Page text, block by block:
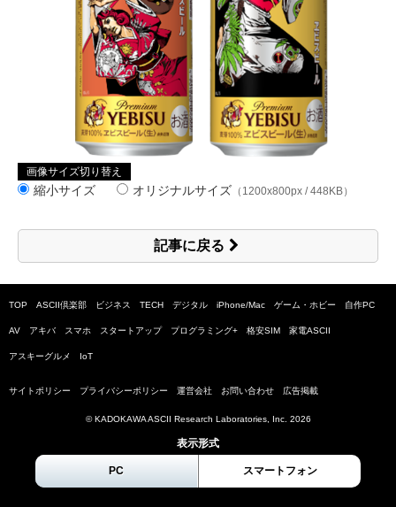
画像サイズ切り替え
縮小サイズ オリジナルサイズ （1200x800px / 448KB）
記事に戻る
TOP ASCII倶楽部 ビジネス TECH デジタル iPhone/Mac ゲーム・ホビー 自作PC
AV アキバ スマホ スタートアップ プログラミング+ 格安SIM 家電ASCII
アスキーグルメ IoT
サイトポリシー プライバシーポリシー 運営会社 お問い合わせ 広告掲載
© KADOKAWA ASCII Research Laboratories, Inc. 2026
表示形式
PC スマートフォン